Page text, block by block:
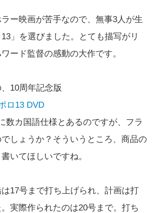
ー映画が苦手なので、無事3人が生
」を選びました。とても描写がリ
ード監督の感動の大作です。
10周年記念版
ロ13 DVD
数カ国語仕様とあるのですが、フラ
しょうか？そういうところ、商品の
いてほしいですね。
17号まで打ち上げられ、計画は打
実際作られたのは20号まで。打ち